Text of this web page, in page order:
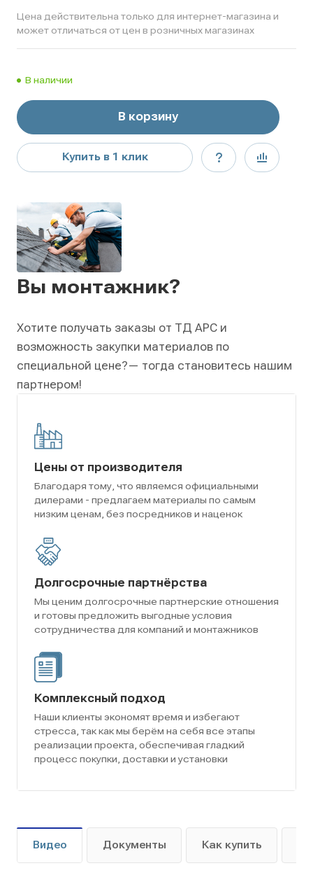
Цена действительна только для интернет-магазина и
может отличаться от цен в розничных магазинах
В наличии
В корзину
Купить в 1 клик
Вы монтажник?
Хотите получать заказы от ТД АРС и
возможность закупки материалов по
специальной цене?— тогда становитесь нашим
партнером!
Цены от производителя
Благодаря тому, что являемся официальными
дилерами - предлагаем материалы по самым
низким ценам, без посредников и наценок
Долгосрочные партнёрства
Мы ценим долгосрочные партнерские отношения
и готовы предложить выгодные условия
сотрудничества для компаний и монтажников
Комплексный подход
Наши клиенты экономят время и избегают
стресса, так как мы берём на себя все этапы
реализации проекта, обеспечивая гладкий
процесс покупки, доставки и установки
Видео Документы Как купить